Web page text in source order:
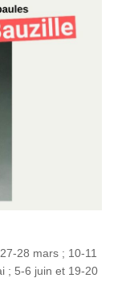
28 mars ; 10-11
; 5-6 juin et 19-20